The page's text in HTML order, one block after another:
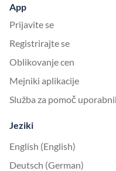
App
Prijavite se
Registrirajte se
Oblikovanje cen
Mejniki aplikacije
Služba za pomoč
Jeziki
English (English)
Deutsch (German)